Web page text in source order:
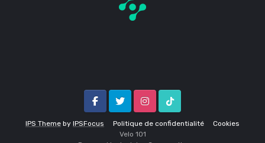
IPS Theme by IPSFocus Politique de confidentialité Cookies
FacebookTwitter InstagramTik Tok
Velo 1O1